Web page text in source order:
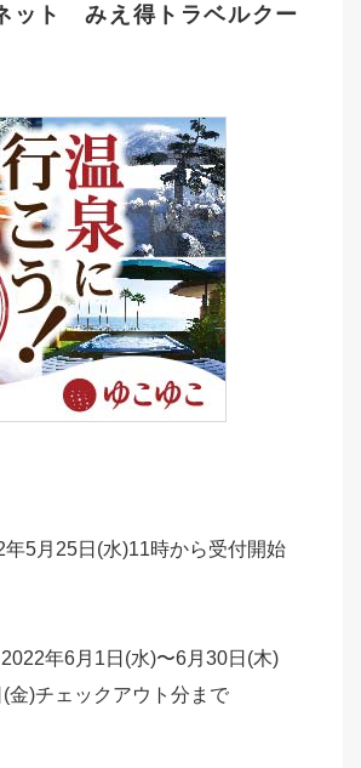
ット
みえ得トラベルクー
5月25日(水)11時から受付開始
年6月1日(水)〜6月30日(木)
)チェックアウト分まで